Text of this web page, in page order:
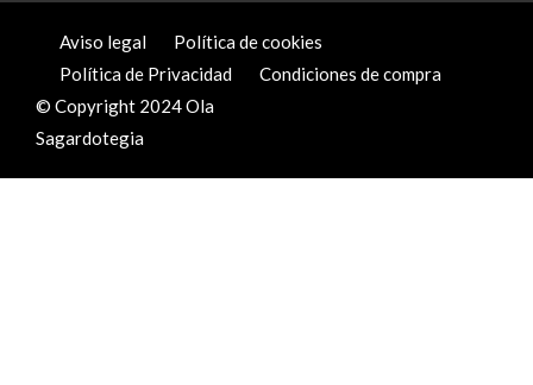
Aviso legal
Política de cookies
Política de Privacidad
Condiciones de compra
© Copyright 2024 Ola
Sagardotegia